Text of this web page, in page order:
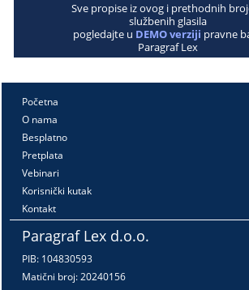
Sve propise iz ovog i prethodnih
službenih glasila
pogledajte u DEMO verziji pravne
Paragraf Lex
Početna
O nama
Besplatno
Pretplata
Vebinari
Korisnički kutak
Kontakt
Paragraf Lex d.o.o.
PIB: 104830593
Matični broj: 20240156